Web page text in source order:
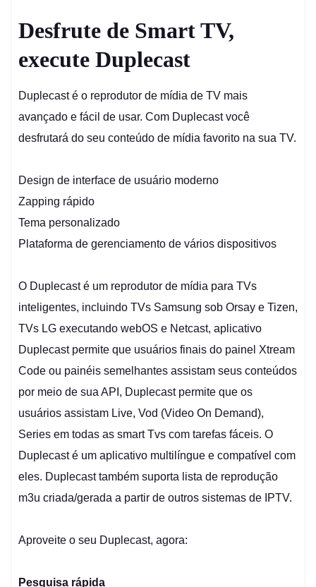
Desfrute de Smart TV,
execute Duplecast
Duplecast é o reprodutor de mídia de TV mais
avançado e fácil de usar. Com Duplecast você
desfrutará do seu conteúdo de mídia favorito na sua TV.
Design de interface de usuário moderno
Zapping rápido
Tema personalizado
Plataforma de gerenciamento de vários dispositivos
O Duplecast é um reprodutor de mídia para TVs
inteligentes, incluindo TVs Samsung sob Orsay e Tizen,
TVs LG executando webOS e Netcast, aplicativo
Duplecast permite que usuários finais do painel Xtream
Code ou painéis semelhantes assistam seus conteúdos
por meio de sua API, Duplecast permite que os
usuários assistam Live, Vod (Video On Demand),
Series em todas as smart Tvs com tarefas fáceis. O
Duplecast é um aplicativo multilíngue e compatível com
eles. Duplecast também suporta lista de reprodução
m3u criada/gerada a partir de outros sistemas de IPTV.
Aproveite o seu Duplecast, agora:
Pesquisa rápida